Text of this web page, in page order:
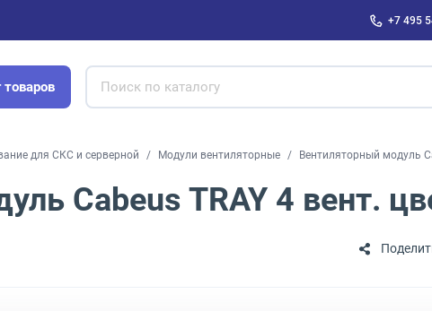
+7 495
товаров
для СКС и серверной Модули вентиляторные Вентиляторный модуль
Cabeus TRAY 4 вент.